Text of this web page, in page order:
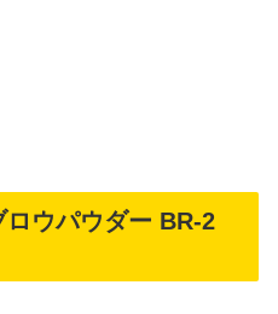
ロウパウダー BR-2